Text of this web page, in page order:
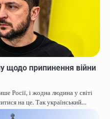
щодо припинення війни
Росії, і жодна людина у світі
на це. Так український…